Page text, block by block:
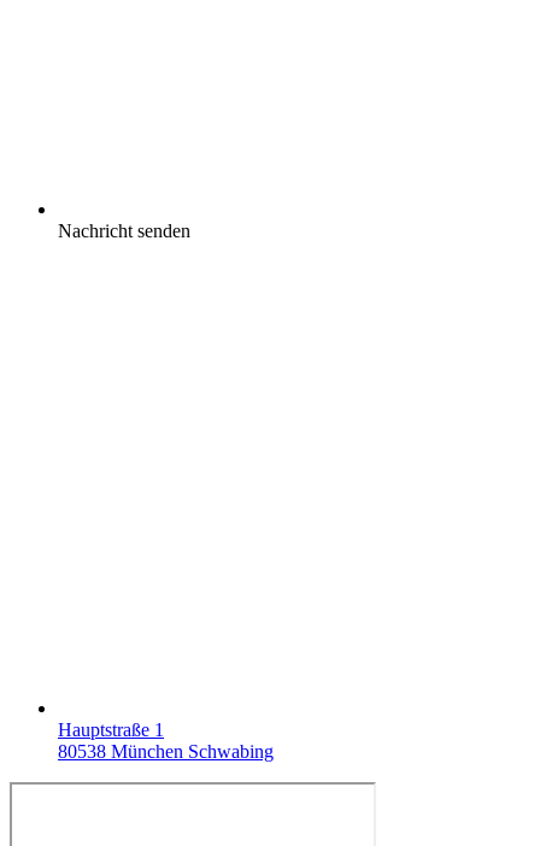
Nachricht senden
Hauptstraße 1
80538 München Schwabing